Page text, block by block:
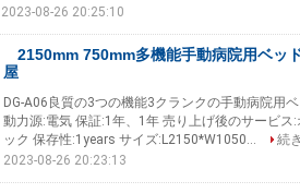
2023-08-26 20:25:10
2150mm 750mm多機能手動病院用ベッ
屋
DG-A06良質の3つの機能3クランクの手動病院用
動力源:電気 保証:1年、1年 売り上げ後のサービ
ック 保存性:1years サイズ:L2150*W1050...
続
2023-08-26 20:23:13